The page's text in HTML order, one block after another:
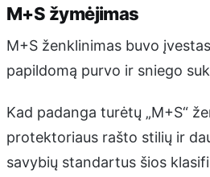
M+S žymėjimas
M+S ženklinimas buvo
papildomą purvo ir sniego
Kad padanga turėtų „M+S“
protektoriaus rašto stilių ir
savybių standartus šios